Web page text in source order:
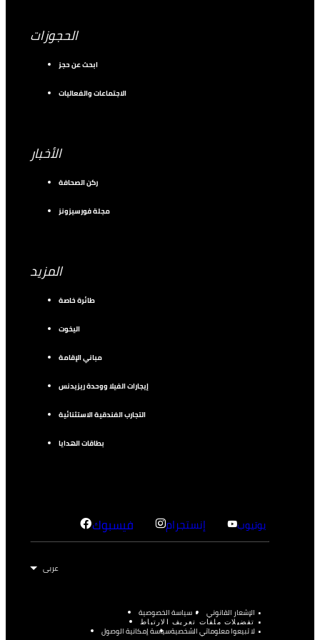
الحجوزات
ابحث عن حجز
الاجتماعات والفعاليات
الأخبار
ركن الصحافة
مجلة فورسيزونز
المزيد
طائرة خاصة
اليخوت
مباني الإقامة
إيجارات الفيلا ووحدة ريزيدنس
التجارب الفندقية الاستثنائية
بطاقات الهدايا
فيسبوك إنستجرام يوتيوب
الإشعار القانوني سياسة الخصوصية
تفضيلات ملفات تعريف الارتباط
لا تبيعوا معلوماتي الشخصيةسياسة إمكانية الوصول